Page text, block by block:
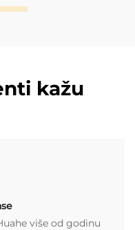
kažu
više od godinu